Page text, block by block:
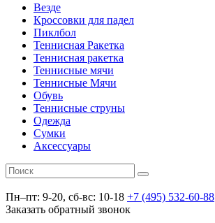
Везде
Кроссовки для падел
Пиклбол
Теннисная Ракетка
Теннисная ракетка
Теннисные мячи
Теннисные Мячи
Обувь
Теннисные струны
Одежда
Сумки
Аксессуары
Пн–пт: 9-20, сб-вс: 10-18 +7 (495) 532-60-88
Заказать обратный звонок